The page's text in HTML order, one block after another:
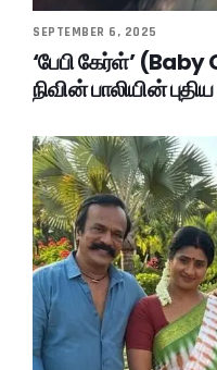
SEPTEMBER 6, 2025
‘பேபி கேர்ள்’ (Baby
நிவின் பாலியின்